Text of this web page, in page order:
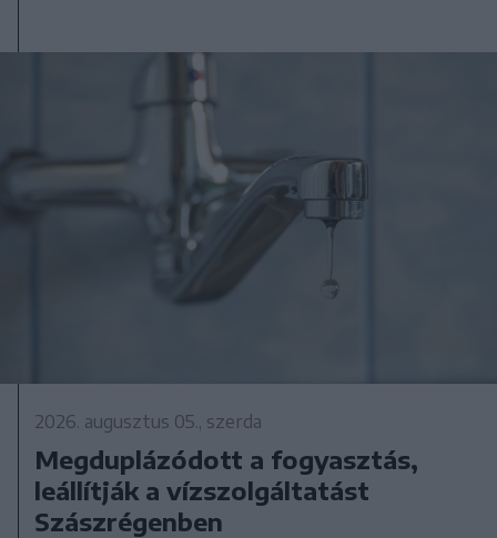
2026. augusztus 05., szerda
Megduplázódott a fogyasztás,
leállítják a vízszolgáltatást
Szászrégenben